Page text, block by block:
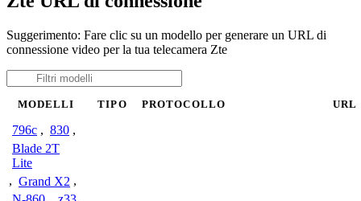
Suggerimento: Fare clic su un modello per generare un URL di
connessione video per la tua telecamera Zte
MODELLI TIPO PROTOCOLLO URL
796c , 830 ,
Blade 2T
Lite
, Grand X2 ,